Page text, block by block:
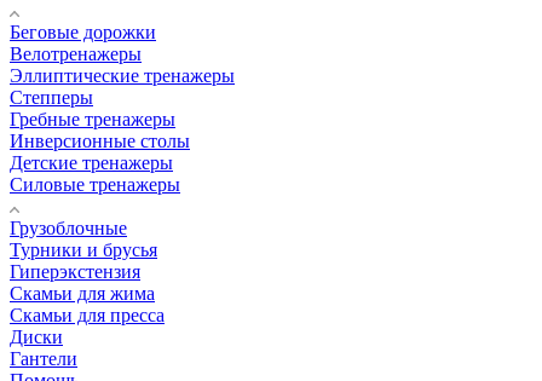
Беговые дорожки
Велотренажеры
Эллиптические тренажеры
Степперы
Гребные тренажеры
Инверсионные столы
Детские тренажеры
Силовые тренажеры
Грузоблочные
Турники и брусья
Гиперэкстензия
Скамьи для жима
Скамьи для пресса
Диски
Гантели